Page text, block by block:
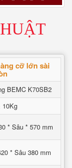
cỡ lớn sài
BEMC K70SB2
10Kg
* Sâu * 570 mm
* Sâu 380 mm